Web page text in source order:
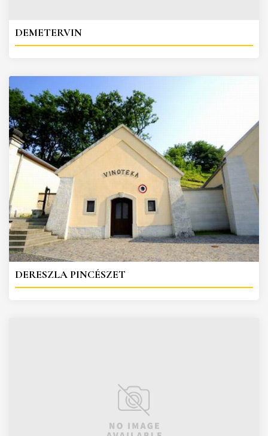
DEMETERVIN
DERESZLA PINCÉSZET